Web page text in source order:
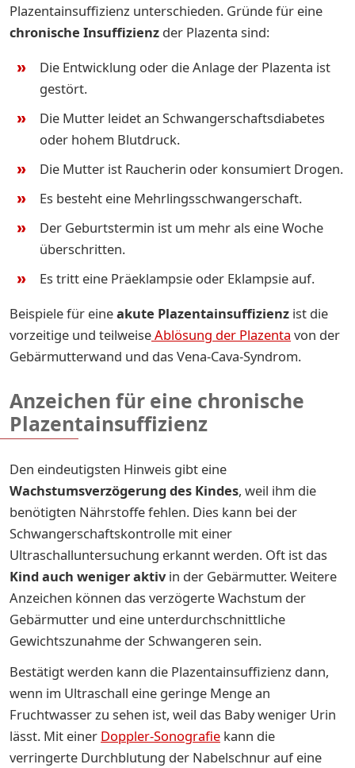
Plazentainsuffizienz unterschieden. Gründe für eine
chronische Insuffizienz der Plazenta sind:
Die Entwicklung oder die Anlage der Plazenta ist
gestört.
Die Mutter leidet an Schwangerschaftsdiabetes
oder hohem Blutdruck.
Die Mutter ist Raucherin oder konsumiert Drogen.
Es besteht eine Mehrlingsschwangerschaft.
Der Geburtstermin ist um mehr als eine Woche
überschritten.
Es tritt eine Präeklampsie oder Eklampsie auf.
Beispiele für eineakute Plazentainsuffizienz ist die
vorzeitige und teilweiseAblösung der Plazenta von der
Gebärmutterwand und das Vena-Cava-Syndrom.
Anzeichen für eine chronische
Plazentainsuffizienz
Den eindeutigsten Hinweis gibt eine
Wachstumsverzögerung des Kindes, weil ihm die
benötigten Nährstoffe fehlen. Dies kann bei der
Schwangerschaftskontrolle mit einer
Ultraschalluntersuchung erkannt werden. Oft ist das
Kind auch weniger aktivin der Gebärmutter. Weitere
Anzeichen können das verzögerte Wachstum der
Gebärmutter und eine unterdurchschnittliche
Gewichtszunahme der Schwangeren sein.
Bestätigt werden kann die Plazentainsuffizienz dann,
wenn im Ultraschall eine geringe Menge an
Fruchtwasser zu sehen ist, weil das Baby weniger Urin
lässt. Mit einer Doppler-Sonografie kann die
verringerte Durchblutung der Nabelschnur auf eine